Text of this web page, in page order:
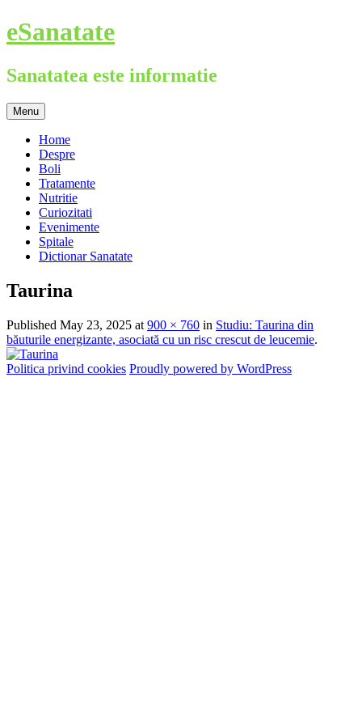
Skip
to
eSanatate
Sanatatea este informatie
Menu
Home
Despre
Boli
Tratamente
Nutritie
Curiozitati
Evenimente
Spitale
Dictionar Sanatate
Taurina
Published May 23, 2025 at 900 × 760 in Studiu: Taurina din
băuturile energizante, asociată cu un risc crescut de leucemie.
Politica privind cookies Proudly powered by WordPress